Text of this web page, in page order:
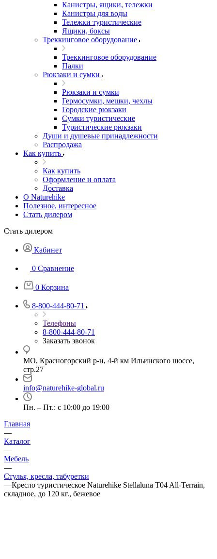
Канистры, ящики, тележки
Канистры для воды
Тележки туристические
Ящики, боксы
Треккинговое оборудование
Треккинговое оборудование
Палки
Рюкзаки и сумки
Рюкзаки и сумки
Гермосумки, мешки, чехлы
Городские рюкзаки
Сумки туристические
Туристические рюкзаки
Души и душевые принадлежности
Распродажа
Как купить
Как купить
Оформление и оплата
Доставка
О Naturehike
Полезное, интересное
Стать дилером
Стать дилером
Кабинет
0 Сравнение
0 Корзина
8-800-444-80-71
Телефоны
8-800-444-80-71
Заказать звонок
МО, Красногорский р-н, 4-й км Ильинского шоссе,
стр.27
info@naturehike-global.ru
Пн. – Пт.: с 10:00 до 19:00
Главная
—
Каталог
—
Мебель
—
Стулья, кресла, табуретки
—Кресло туристическое Naturehike Stellaluna T04 All-Terrain,
складное, до 120 кг., бежевое